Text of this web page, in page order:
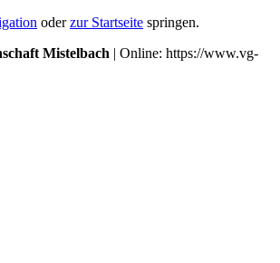
oderzur Startseite springen.
Mistelbach | Online: https://www.vg-